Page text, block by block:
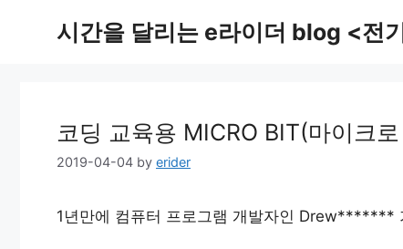
시간을 달리는 e라이더 blog <전
코딩 교육용 MICRO BIT(마이크
2019-04-04 by erider
1년만에 컴퓨터 프로그램 개발자인 Drew*******